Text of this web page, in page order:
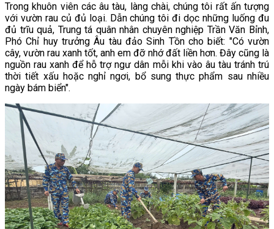
Trong khuôn viên các âu tàu, làng chài, chúng tôi rất ấn tượng
với vườn rau củ đủ loại. Dẫn chúng tôi đi dọc những luống đu
đủ trĩu quả, Trung tá quân nhân chuyên nghiệp Trần Văn Bỉnh,
Phó Chỉ huy trưởng Âu tàu đảo Sinh Tồn cho biết: "Có vườn
cây, vườn rau xanh tốt, anh em đỡ nhớ đất liền hơn. Đây cũng là
nguồn rau xanh để hỗ trợ ngư dân mỗi khi vào âu tàu tránh trú
thời tiết xấu hoặc nghỉ ngơi, bổ sung thực phẩm sau nhiều
ngày bám biển".